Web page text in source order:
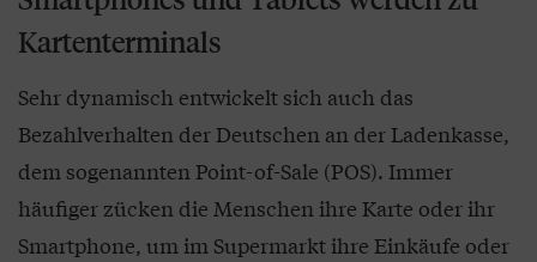
Kartenterminals
Sehr dynamisch entwickelt sich auch das
Bezahlverhalten der Deutschen an der Ladenkasse,
dem sogenannten Point-of-Sale (POS). Immer
häufiger zücken die Menschen ihre Karte oder ihr
Smartphone, um im Supermarkt ihre Einkäufe oder